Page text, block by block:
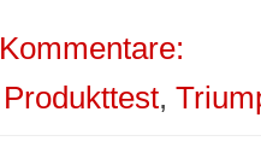
Produkttest,